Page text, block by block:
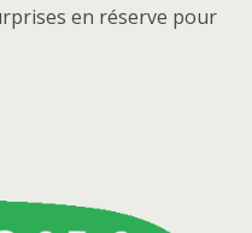
en réserve pour